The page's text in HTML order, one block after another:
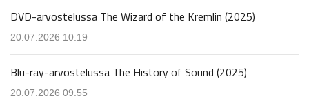
DVD-arvostelussa The Wizard of the Kremlin (2025)
20.07.2026 10.19
Blu-ray-arvostelussa The History of Sound (2025)
20.07.2026 09.55